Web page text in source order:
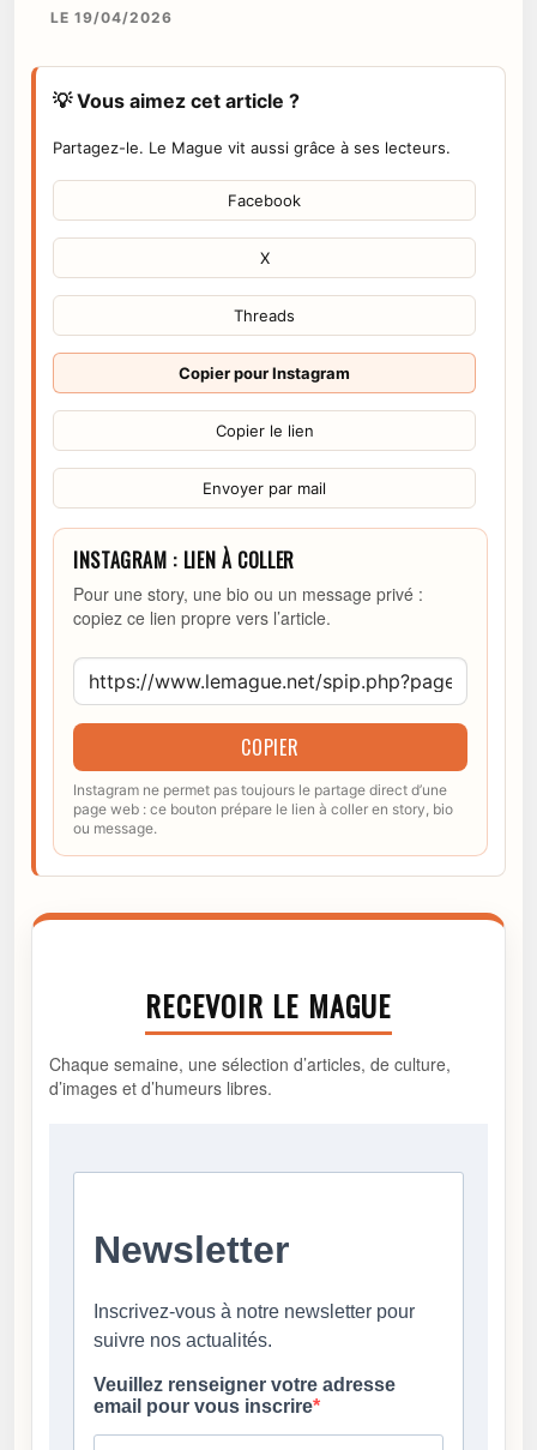
LE 19/04/2026
💡 Vous aimez cet article ?
Partagez-le. Le Mague vit aussi grâce à ses lecteurs.
Facebook
X
Threads
Copier pour Instagram
Copier le lien
Envoyer par mail
INSTAGRAM : LIEN À COLLER
Pour une story, une bio ou un message privé :
copiez ce lien propre vers l’article.
COPIER
Instagram ne permet pas toujours le partage direct d’une
page web : ce bouton prépare le lien à coller en story, bio
ou message.
RECEVOIR LE MAGUE
Chaque semaine, une sélection d’articles, de culture,
d’images et d’humeurs libres.